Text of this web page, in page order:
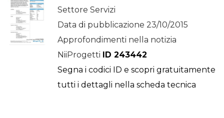
Settore Servizi
Data di pubblicazione 23/10/2015
Approfondimenti nella notizia
NiiProgetti ID 243442
Segna i codici ID e scopri gratuitamente
tutti i dettagli nella scheda tecnica